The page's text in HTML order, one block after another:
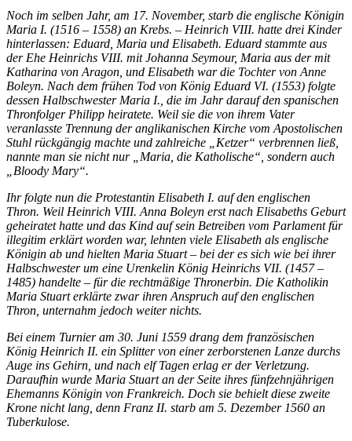
Noch im selben Jahr, am 17. November, starb die englische Königin
Maria I. (1516 – 1558) an Krebs. – Heinrich VIII. hatte drei Kinder
hinterlassen: Eduard, Maria und Elisabeth. Eduard stammte aus
der Ehe Heinrichs VIII. mit Johanna Seymour, Maria aus der mit
Katharina von Aragon, und Elisabeth war die Tochter von Anne
Boleyn. Nach dem frühen Tod von König Eduard VI. (1553) folgte
dessen Halbschwester Maria I., die im Jahr darauf den spanischen
Thronfolger Philipp heiratete. Weil sie die von ihrem Vater
veranlasste Trennung der anglikanischen Kirche vom Apostolischen
Stuhl rückgängig machte und zahlreiche „Ketzer“ verbrennen ließ,
nannte man sie nicht nur „Maria, die Katholische“, sondern auch
„Bloody Mary“.
Ihr folgte nun die Protestantin Elisabeth I. auf den englischen
Thron. Weil Heinrich VIII. Anna Boleyn erst nach Elisabeths Geburt
geheiratet hatte und das Kind auf sein Betreiben vom Parlament für
illegitim erklärt worden war, lehnten viele Elisabeth als englische
Königin ab und hielten Maria Stuart – bei der es sich wie bei ihrer
Halbschwester um eine Urenkelin König Heinrichs VII. (1457 –
1485) handelte – für die rechtmäßige Thronerbin. Die Katholikin
Maria Stuart erklärte zwar ihren Anspruch auf den englischen
Thron, unternahm jedoch weiter nichts.
Bei einem Turnier am 30. Juni 1559 drang dem französischen
König Heinrich II. ein Splitter von einer zerborstenen Lanze durchs
Auge ins Gehirn, und nach elf Tagen erlag er der Verletzung.
Daraufhin wurde Maria Stuart an der Seite ihres fünfzehnjährigen
Ehemanns Königin von Frankreich. Doch sie behielt diese zweite
Krone nicht lang, denn Franz II. starb am 5. Dezember 1560 an
Tuberkulose.